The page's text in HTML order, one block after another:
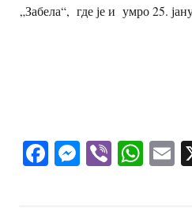
„Забела“, где је и умро 25.
Facebook
Messenger
Viber